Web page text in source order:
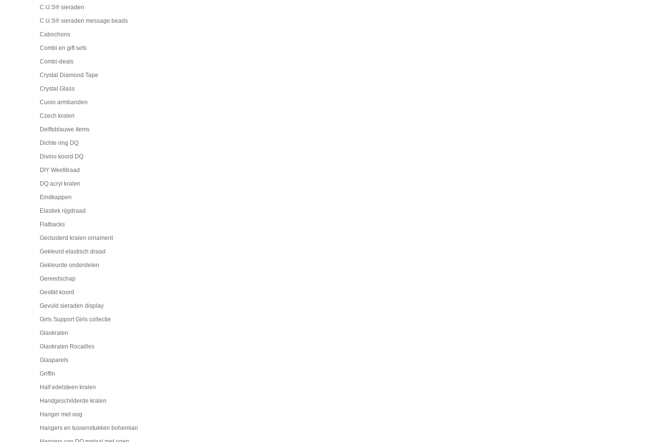
C.U.S® sieraden
C.U.S® sieraden message beads
Cabochons
Combi en gift sets
Combi-deals
Crystal Diamond Tape
Crystal Glass
Cuoio armbanden
Czech kralen
Delftsblauwe items
Dichte ring DQ
Divino koord DQ
DIY Weefdraad
DQ acryl kralen
Eindkappen
Elastiek rijgdraad
Flatbacks
Geclusterd kralen ornament
Gekleurd elastisch draad
Gekleurde onderdelen
Gereedschap
Gestikt koord
Gevuld sieraden display
Girls Support Girls collectie
Glaskralen
Glaskralen Rocailles
Glasparels
Griffin
Half edelsteen kralen
Handgeschilderde kralen
Hanger met oog
Hangers en tussenstukken bohemian